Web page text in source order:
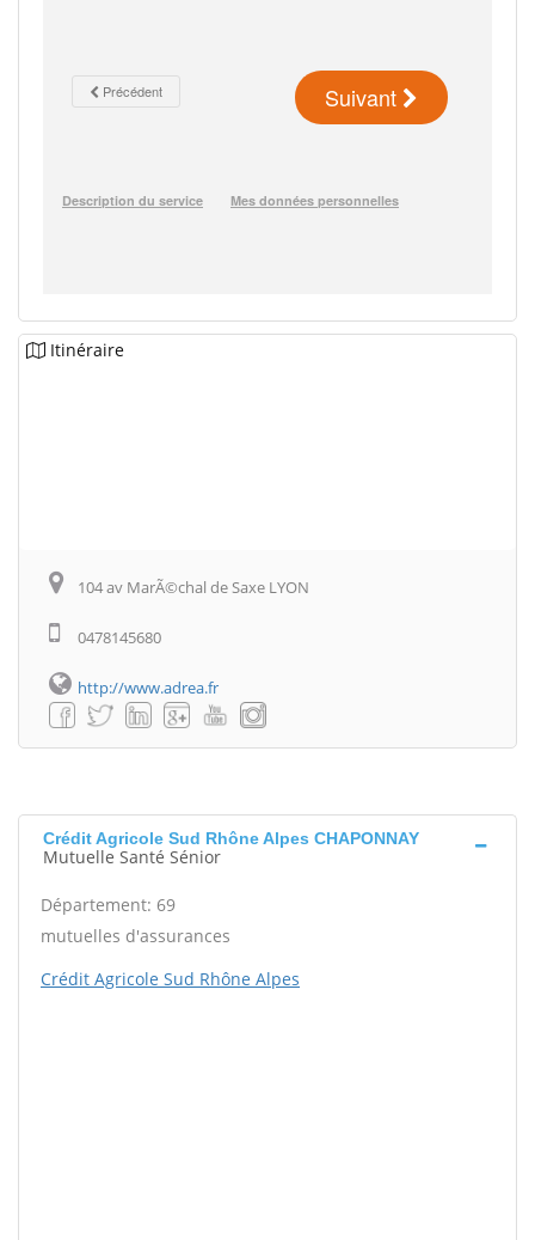
Itinéraire
104 av MarÃ©chal de Saxe LYON
0478145680
http://www.adrea.fr
Crédit Agricole Sud Rhône Alpes CHAPONNAY
Mutuelle Santé Sénior
Département: 69
mutuelles d'assurances
Crédit Agricole Sud Rhône Alpes